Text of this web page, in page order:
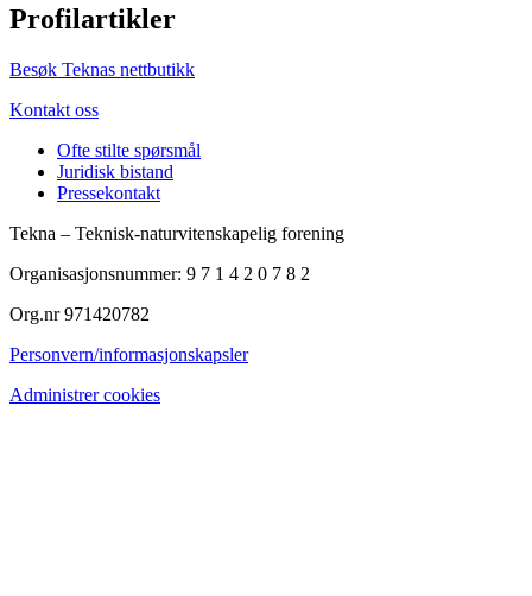
Profilartikler
Besøk Teknas nettbutikk
Kontakt oss
Ofte stilte spørsmål
Juridisk bistand
Pressekontakt
Tekna – Teknisk-naturvitenskapelig forening
Organisasjonsnummer: 9 7 1 4 2 0 7 8 2
Org.nr 971420782
Personvern/informasjonskapsler
Administrer cookies